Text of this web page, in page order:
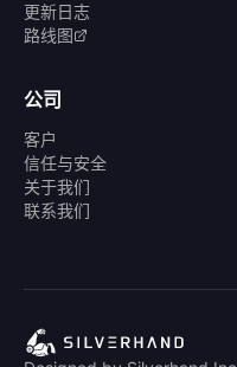
更新日志
路线图
公司
客户
信任与安全
关于我们
联系我们